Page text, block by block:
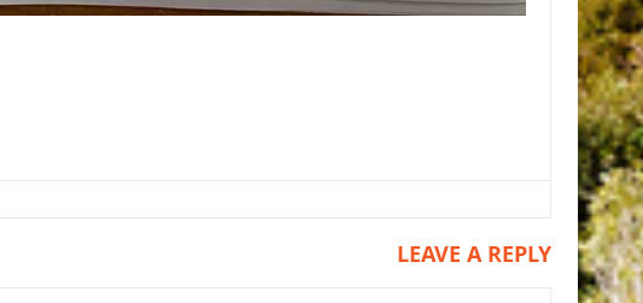
LEAVE A REPLY